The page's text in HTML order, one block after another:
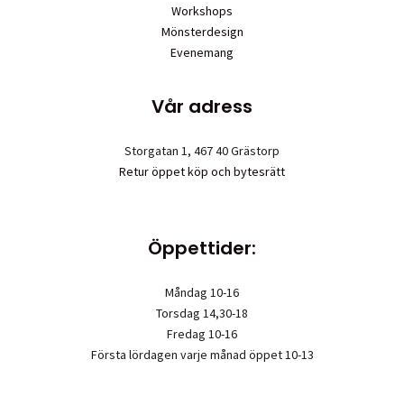
Workshops
Mönsterdesign
Evenemang
Vår adress
Storgatan 1, 467 40 Grästorp
Retur öppet köp och bytesrätt
Öppettider:
Måndag 10-16
Torsdag 14,30-18
Fredag 10-16
Första lördagen varje månad öppet 10-13